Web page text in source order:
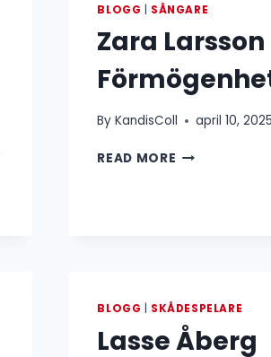
BLOGG | SÅNGARE
Zara Larsson
By KandisColl april 10, 2025
READ MORE ZARA
BLOGG SKÅDESPELARE
Lasse Åberg